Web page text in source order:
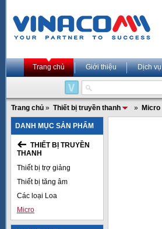
Trang chủ Giới thiệu Dịch vụ
Trang chủ » Thiết bị truyền thanh » Micro
DANH MỤC SẢN PHẨM
THIẾT BỊ TRUYỀN
THANH
Thiết bị trợ giảng
Thiết bị tăng âm
Các loại Loa
Micro